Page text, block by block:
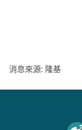
消息來源: 隆基